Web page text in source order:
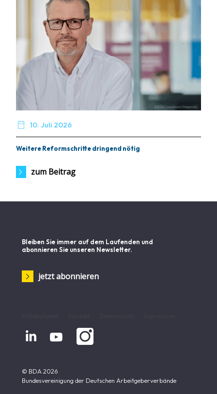
 10. Juli 2026
Weitere Reformschritte dringend nötig
zum Beitrag
Bleiben Sie immer auf dem Laufenden und
abonnieren Sie unseren Newsletter.
jetzt abonnieren
 
© BDA 2026
Bundesvereinigung der Deutschen Arbeitgeberverbände